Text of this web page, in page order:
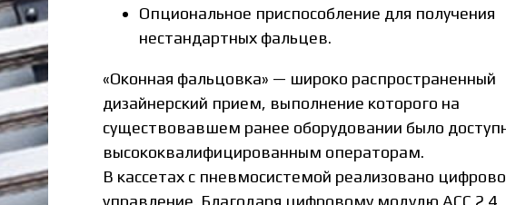
Опциональное приспособление для получения
нестандартных фальцев.
«Оконная фальцовка» — широко распространенный
дизайнерский прием, выполнение которого на
существовавшем ранее оборудовании было
высококвалифицированным операторам.
В кассетах с пневмосистемой реализовано
управление. Благодаря цифровому модулю ACC 2.4